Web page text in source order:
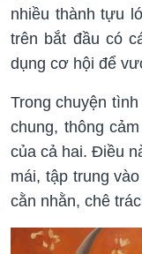
nhiều thành tựu
trên bắt đầu có
dụng cơ hội để
Trong chuyện
chung, thông
của cả hai. Điều
mái, tập trung
cằn nhằn, chê